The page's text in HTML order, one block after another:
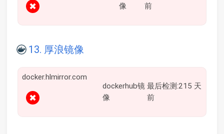
✖
像
前
13. 厚浪镜像
docker.hlmirror.com
✖
dockerhub镜
像
最后检测:215 天
前